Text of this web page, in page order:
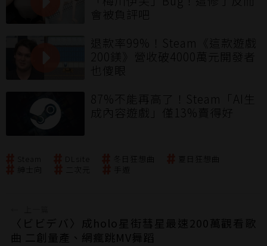
會被負評吧
退款率99%！Steam《這款遊戲
200鎂》營收破4000萬元開發者
也傻眼
87%不能再高了！Steam「AI生
成內容遊戲」僅13%賣得好
冬日狂想曲
夏日狂想曲
紳士向
二次元 手遊
〈ビビデバ〉成holo星街彗星最速200萬觀看歌
曲 二創量產、網瘋跳MV舞蹈